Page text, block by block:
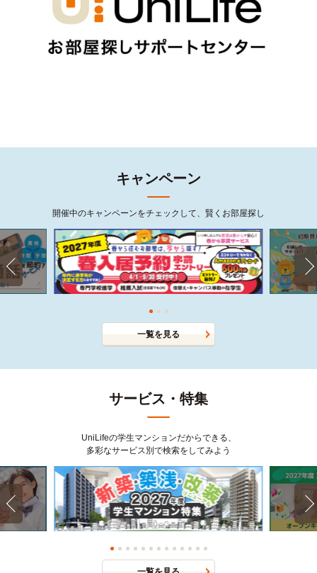
キャンペーン
開催中のキャンペーンをチェックして、賢くお部屋探し
一覧を見る
サービス・特集
UniLifeの学生マンションだからできる、
多彩なサービス別で検索をしてみよう